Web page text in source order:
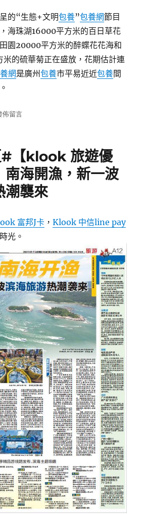
的“生態+文明包養”包養網節目
海珠湖16000平方米的百日草花
園20000平方米的醉蝶花花海和
的硫華菊正在盛放，花期估計連
網是廣州包養市平易近近包養間
〉
佈留言
【klook 旅遊優
南海開漁，新一波
潮襲來
富邦J卡 ，Klook 中信line pay
光。